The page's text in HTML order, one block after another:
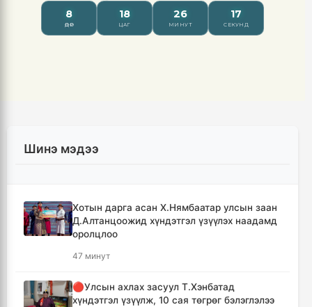
Шинэ мэдээ
Хотын дарга асан Х.Нямбаатар улсын заан
Д.Алтанцоожид хүндэтгэл үзүүлэх наадамд
оролцлоо
47 минут
🔴Улсын ахлах засуул Т.Хэнбатад
хүндэтгэл үзүүлж, 10 сая төгрөг бэлэглэлээ